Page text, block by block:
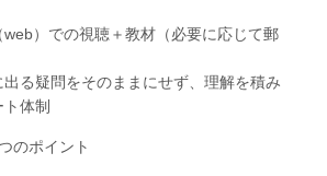
）での視聴＋教材（必要に応じて郵
る疑問をそのままにせず、理解を積み
ト体制
のポイント